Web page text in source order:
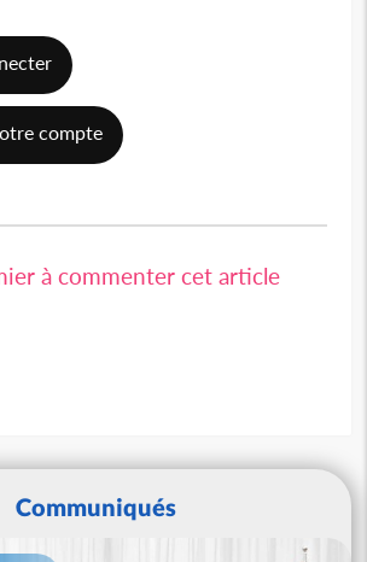
compte
à commenter cet article
Communiqués